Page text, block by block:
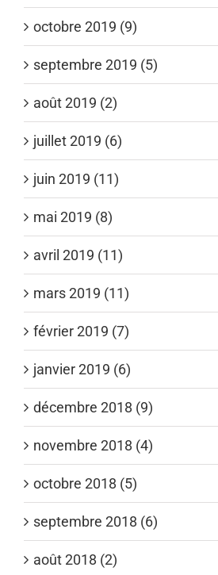
octobre 2019 (9)
septembre 2019 (5)
août 2019 (2)
juillet 2019 (6)
juin 2019 (11)
mai 2019 (8)
avril 2019 (11)
mars 2019 (11)
février 2019 (7)
janvier 2019 (6)
décembre 2018 (9)
novembre 2018 (4)
octobre 2018 (5)
septembre 2018 (6)
août 2018 (2)